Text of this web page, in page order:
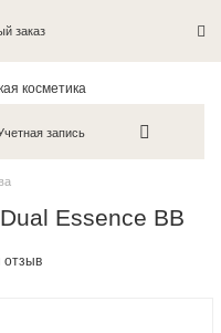
заказ
запись
Essence BB
отзыв